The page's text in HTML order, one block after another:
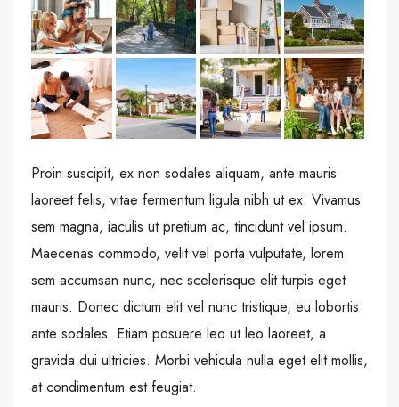
Proin suscipit, ex non sodales aliquam, ante mauris
laoreet felis, vitae fermentum ligula nibh ut ex. Vivamus
sem magna, iaculis ut pretium ac, tincidunt vel ipsum.
Maecenas commodo, velit vel porta vulputate, lorem
sem accumsan nunc, nec scelerisque elit turpis eget
mauris. Donec dictum elit vel nunc tristique, eu lobortis
ante sodales. Etiam posuere leo ut leo laoreet, a
gravida dui ultricies. Morbi vehicula nulla eget elit mollis,
at condimentum est feugiat.